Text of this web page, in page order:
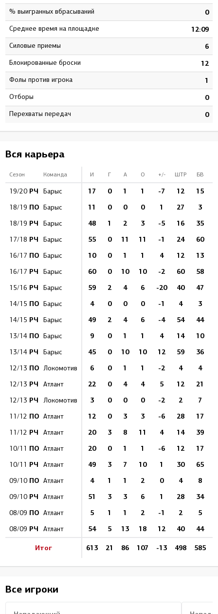
% выигранных вбрасываний 0
Среднее время на площадке 12:09
Силовые приемы 6
Блокированные броски 12
Фолы против игрока 1
Отборы 0
Перехваты передач 0
Вся карьера
Сезон Команда И Г А О +/- ШТР БВ
19/20 РЧ Барыс 17 0 1 1 -7 12 15
18/19 ПО Барыс 11 0 0 0 1 27 3
18/19 РЧ Барыс 48 1 2 3 -5 16 35
17/18 РЧ Барыс 55 0 11 11 -1 24 60
16/17 ПО Барыс 10 0 1 1 4 12 13
16/17 РЧ Барыс 60 0 10 10 -2 60 58
15/16 РЧ Барыс 59 2 4 6 -20 40 47
14/15 ПО Барыс 4 0 0 0 -1 4 3
14/15 РЧ Барыс 49 2 4 6 -4 54 44
13/14 ПО Барыс 9 0 1 1 4 14 10
13/14 РЧ Барыс 45 0 10 10 12 59 36
12/13 ПО Локомотив 6 0 1 1 -2 4 4
12/13 РЧ Атлант 22 0 4 4 5 12 21
12/13 РЧ Локомотив 3 0 0 0 -2 2 7
11/12 ПО Атлант 12 0 3 3 -6 28 17
11/12 РЧ Атлант 20 3 8 11 4 14 39
10/11 ПО Атлант 20 0 1 1 -6 12 17
10/11 РЧ Атлант 49 3 7 10 1 30 65
09/10 ПО Атлант 4 1 1 2 0 4 8
09/10 РЧ Атлант 51 3 3 6 1 28 34
08/09 ПО Атлант 5 1 1 2 -1 2 5
08/09 РЧ Атлант 54 5 13 18 12 40 44
Итог 613 21 86 107 -13 498 585
Все игроки